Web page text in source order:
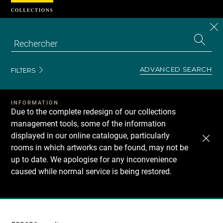
FILTERS ADVANCED SEARCH
INFORMATION
Due to the complete redesign of our collections
management tools, some of the information
displayed in our online catalogue, particularly
rooms in which artworks can be found, may not be
up to date. We apologise for any inconvenience
caused while normal service is being restored.
Recherche
Cookies management panel